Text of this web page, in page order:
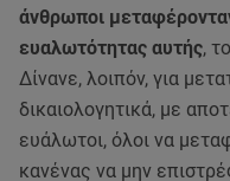
άνθρωποι
ευαλωτότητας αυτής,
Δίνανε, λοιπόν, για
δικαιολογητικά, με
ευάλωτοι, όλοι να
κανένας να μην